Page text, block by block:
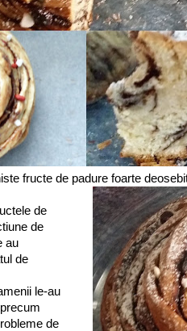
fructe de padure foarte
de
de
au
de
le-au
de